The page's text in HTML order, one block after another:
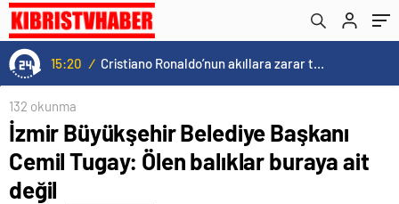
15:20 / Cristiano Ronaldo’nun akıllara zarar tüm kariyerinin istatistiğini çıkardık !
132 okunma
İzmir Büyükşehir Belediye Başkanı
Cemil Tugay: Ölen balıklar buraya ait
değil